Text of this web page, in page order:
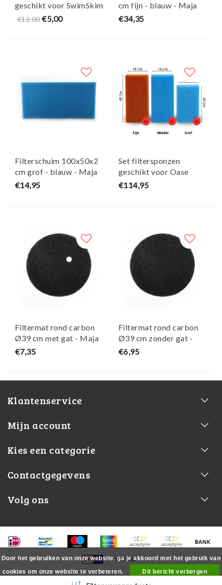
geschikt voor SwimSkim
25 - blauw - Maja Koi
€12,00 €5,00
cm fijn - blauw - Maja
Koi
€34,35
Filterschuim 100x50x2
cm grof - blauw - Maja
Koi
€14,95
Set filtersponzen
geschikt voor Oase
Biotec Premium 80.000
€114,95
Filtermat rond carbon
Ø39 cm met gat - Maja
Koi
€7,35
Filtermat rond carbon
Ø39 cm zonder gat -
Maja Koi
€6,95
Klantenservice
Mijn account
Kies een categorie
Contactgegevens
Volg ons
Door het gebruiken van onze website, ga je akkoord met het gebruik van
cookies om onze website te verbeteren.
Dit bericht verbergen